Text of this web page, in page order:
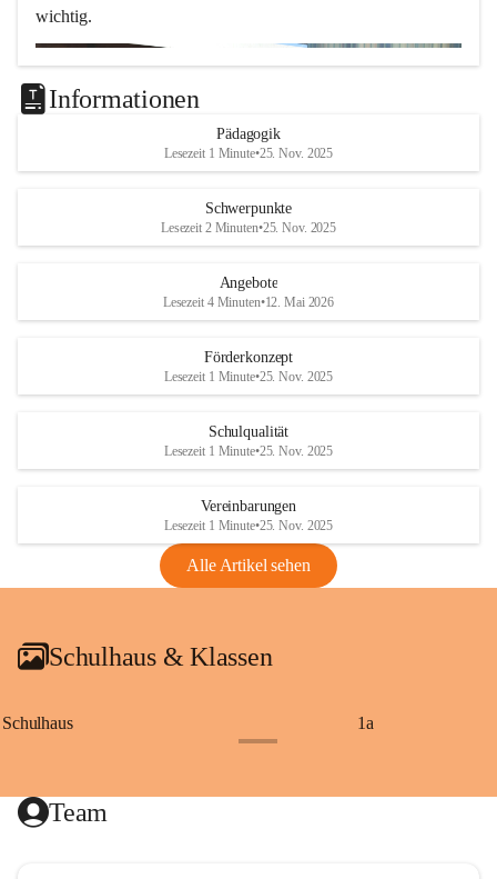
wichtig.
Informationen
Pädagogik
Lesezeit 1 Minute•25. Nov. 2025
Schwerpunkte
Lesezeit 2 Minuten•25. Nov. 2025
Angebote
Lesezeit 4 Minuten•12. Mai 2026
Förderkonzept
Lesezeit 1 Minute•25. Nov. 2025
Schulqualität
Lesezeit 1 Minute•25. Nov. 2025
Vereinbarungen
Lesezeit 1 Minute•25. Nov. 2025
Alle Artikel sehen
Schulhaus & Klassen
Schulhaus 1a
Team